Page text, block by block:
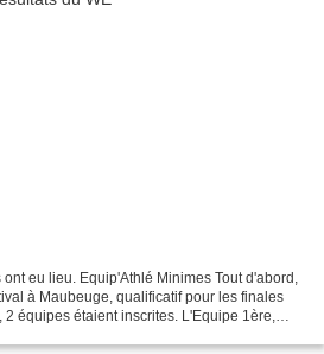
eu lieu. Equip'Athlé Minimes Tout d'abord,
à Maubeuge, qualificatif pour les finales
équipes étaient inscrites. L'Equipe 1ère,